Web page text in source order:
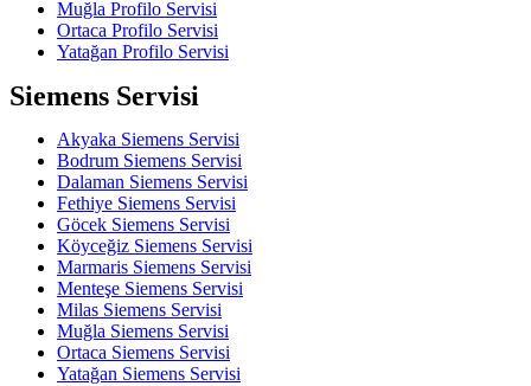
Muğla Profilo Servisi
Ortaca Profilo Servisi
Yatağan Profilo Servisi
Siemens Servisi
Akyaka Siemens Servisi
Bodrum Siemens Servisi
Dalaman Siemens Servisi
Fethiye Siemens Servisi
Göcek Siemens Servisi
Köyceğiz Siemens Servisi
Marmaris Siemens Servisi
Menteşe Siemens Servisi
Milas Siemens Servisi
Muğla Siemens Servisi
Ortaca Siemens Servisi
Yatağan Siemens Servisi